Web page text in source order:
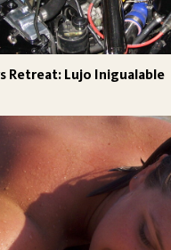
Retreat: Lujo Inigualable